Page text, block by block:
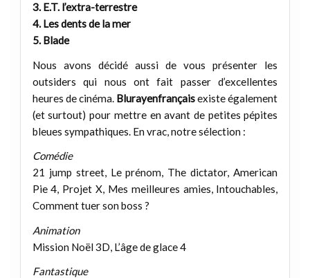
3. E.T. l’extra-terrestre
4. Les dents de la mer
5. Blade
Nous avons décidé aussi de vous présenter les
outsiders qui nous ont fait passer d’excellentes
heures de cinéma. Blurayenfrançaisexiste également
(et surtout) pour mettre en avant de petites pépites
bleues sympathiques. En vrac, notre sélection :
Comédie
21 jump street, Le prénom, The dictator, American
Pie 4, Projet X, Mes meilleures amies, Intouchables,
Comment tuer son boss ?
Animation
Mission Noël 3D, L’âge de glace 4
Fantastique